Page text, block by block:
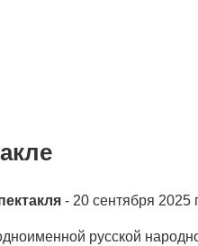
- 20 сентября 2025
русской